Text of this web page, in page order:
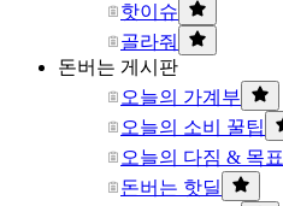
핫이슈
골라줘
돈버는 게시판
오늘의 가계부
오늘의 소비 꿀팁
오늘의 다짐 & 목표
돈버는 핫딜